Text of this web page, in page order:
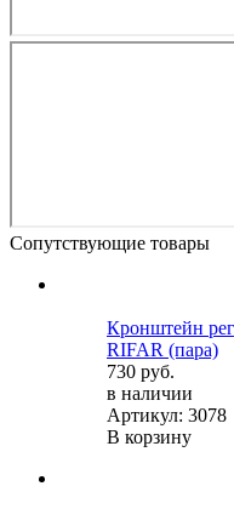
Сопутствующие товары
Кронштейн
RIFAR (пара)
730 руб.
в наличии
Артикул: 3078
В корзину